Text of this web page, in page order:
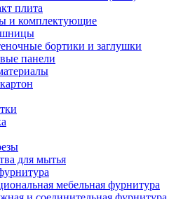
плита
и комплектующие
бортики и заглушки
панели
для мытья
мебельная фурнитура